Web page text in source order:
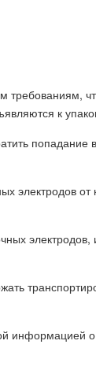
требованиям,
к
попадание
электродов
электродов,
информацией